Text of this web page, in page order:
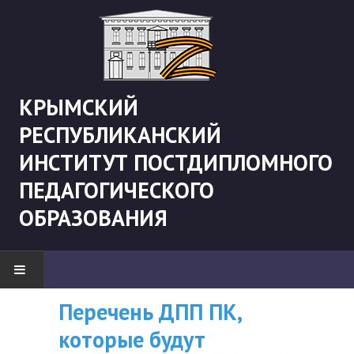
КРЫМСКИЙ
РЕСПУБЛИКАНСКИЙ
ИНСТИТУТ ПОСТДИПЛОМНОГО
ПЕДАГОГИЧЕСКОГО
ОБРАЗОВАНИЯ
НОВОСТИ
"Боевая" русистика
ВНИМАНИЮ
СЛУШАТЕЛЕЙ, У
Перечень ДПП
которые будут
Рекомендации «Об
организации